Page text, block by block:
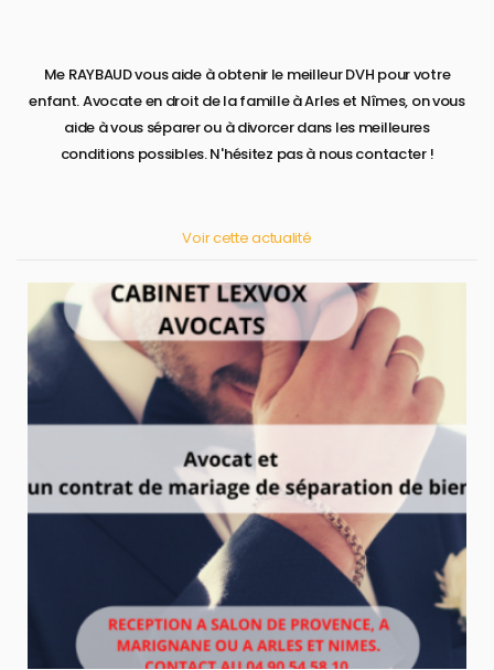
Me RAYBAUD vous aide à obtenir le meilleur DVH pour votre
enfant. Avocate en droit de la famille à Arles et Nîmes, on vous
aide à vous séparer ou à divorcer dans les meilleures
conditions possibles. N'hésitez pas à nous contacter !
Voir cette actualité